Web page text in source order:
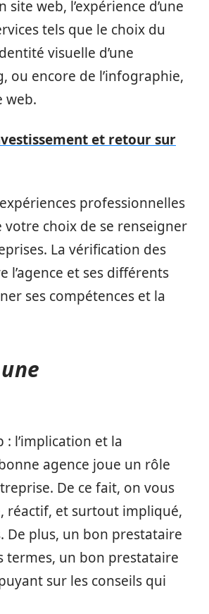
web, l’expérience d’une
tels que le choix du
visuelle d’une
ou encore de l’infographie,
web.
et retour sur
professionnelles
votre choix de se renseigner
La vérification des
et ses différents
ses compétences et la
: l’implication et la
agence joue un rôle
De ce fait, on vous
réactif, et surtout impliqué,
De plus, un bon prestataire
termes, un bon prestataire
sur les conseils qui